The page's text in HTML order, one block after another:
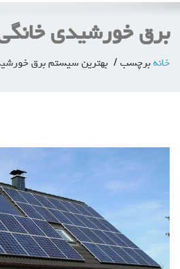
برق خورشیدی
خانه برچسب بهترین سیستم برق